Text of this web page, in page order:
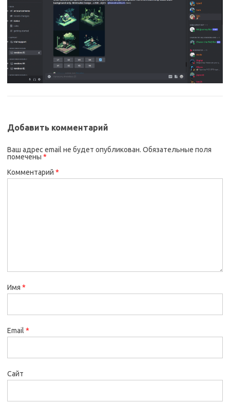
Добавить комментарий
Ваш адрес email не будет опубликован. Обязательные поля
помечены *
Комментарий *
Имя *
Email *
Сайт